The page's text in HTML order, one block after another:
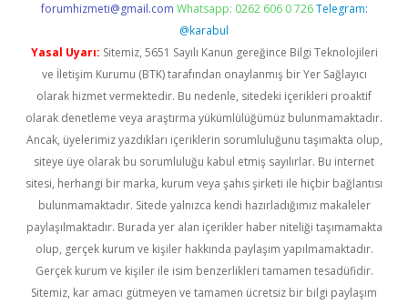
forumhizmeti@gmail.com Whatsapp: 0262 606 0 726 Telegram:
@karabul
Yasal Uyarı: Sitemiz, 5651 Sayılı Kanun gereğince Bilgi Teknolojileri
ve İletişim Kurumu (BTK) tarafından onaylanmış bir Yer Sağlayıcı
olarak hizmet vermektedir. Bu nedenle, sitedeki içerikleri proaktif
olarak denetleme veya araştırma yükümlülüğümüz bulunmamaktadır.
Ancak, üyelerimiz yazdıkları içeriklerin sorumluluğunu taşımakta olup,
siteye üye olarak bu sorumluluğu kabul etmiş sayılırlar. Bu internet
sitesi, herhangi bir marka, kurum veya şahıs şirketi ile hiçbir bağlantısı
bulunmamaktadır. Sitede yalnızca kendi hazırladığımız makaleler
paylaşılmaktadır. Burada yer alan içerikler haber niteliği taşımamakta
olup, gerçek kurum ve kişiler hakkında paylaşım yapılmamaktadır.
Gerçek kurum ve kişiler ile isim benzerlikleri tamamen tesadüfidir.
Sitemiz, kar amacı gütmeyen ve tamamen ücretsiz bir bilgi paylaşım